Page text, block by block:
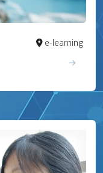
e-learning